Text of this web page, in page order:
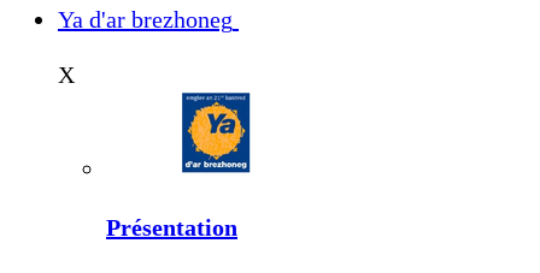
Ya d'ar brezhoneg
X
Présentation